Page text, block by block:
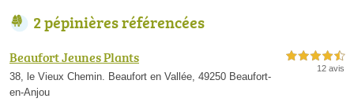
2 pépinières référencées
Beaufort Jeunes Plants
38, le Vieux Chemin. Beaufort en Vallée, 49250 Beaufort-
en-Anjou
4,5 étoiles sur 5
12 avis